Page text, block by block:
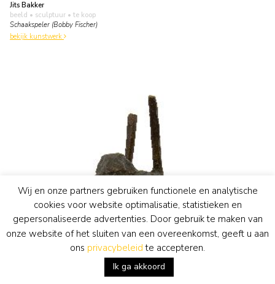
Jits Bakker
beeld • sculptuur • te koop
Schaakspeler (Bobby Fischer)
bekijk kunstwerk
Wij en onze partners gebruiken functionele en analytische
cookies voor website optimalisatie, statistieken en
gepersonaliseerde advertenties. Door gebruik te maken van
onze website of het sluiten van een overeenkomst, geeft u aan
ons privacybeleid te accepteren.
Ik ga akkoord